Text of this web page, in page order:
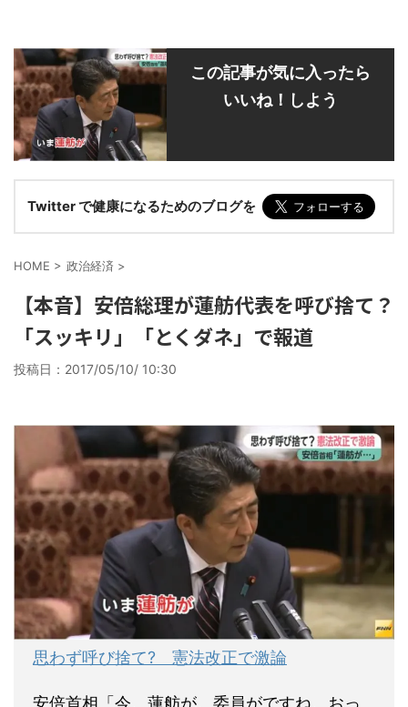
この記事が気に入ったら
いいね！しよう
Twitter で健康になるためのブログを
HOME > 政治経済 >
【本音】安倍総理が蓮舫代表を呼び捨て？
「スッキリ」「とくダネ」で報道
投稿日： 2017/05/10/ 10:30
思わず呼び捨て? 憲法改正で激論
安倍首相「今、蓮舫が、委員がですね、おっ